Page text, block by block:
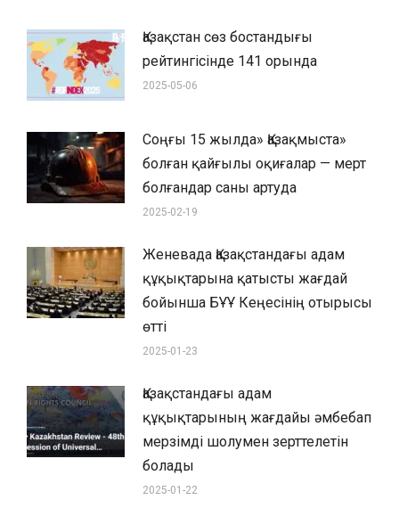
Қазақстан сөз бостандығы
рейтингісінде 141 орында
2025-05-06
Соңғы 15 жылда» Қазақмыста»
болған қайғылы оқиғалар — мерт
болғандар саны артуда
2025-02-19
Женевада Қазақстандағы адам
құқықтарына қатысты жағдай
бойынша БҰҰ Кеңесінің отырысы
өтті
2025-01-23
Қазақстандағы адам
құқықтарының жағдайы әмбебап
мерзімді шолумен зерттелетін
болады
2025-01-22